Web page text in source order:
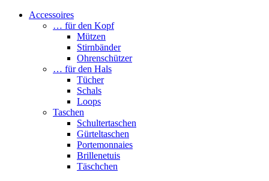
Accessoires
… für den Kopf
Mützen
Stirnbänder
Ohrenschützer
… für den Hals
Tücher
Schals
Loops
Taschen
Schultertaschen
Gürteltaschen
Portemonnaies
Brillenetuis
Täschchen